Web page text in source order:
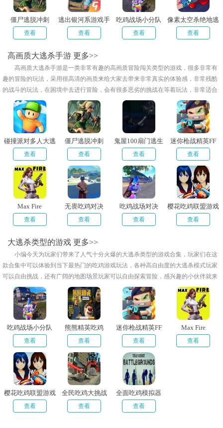
僵尸逃脱冲刺
查看
逃出银河系游戏手
机版
查看
吃鸡战场小分队
查看
像素太空杀绝地逃
生内置MOD菜单
查看
高画质大逃杀手游 更多>>
高画质大逃杀手游是一类非常有趣的高画质冒险闯关类型的游戏，很多非常有
趣的冒险的玩法，采用很高清的画质来给大家去带来非常真实的体验感，非常残酷
的战斗的玩法，在困境中去进行冒险，会有很多恶劣的挑战在等着玩法，非常适合
喜欢追求刺激的玩家，小编给大家带来了高画质大逃杀手游推荐，欢迎来下载试试
吧！
碰撞派对多人大逃
杀
查看
僵尸逃脱冲刺
查看
鬼屋100扇门逃生
查看
迷你枪战精英FF
查看
Max Fire
Battlegrounds
查看
无畏吃鸡对决
查看
吃鸡战场对决
查看
樱花吃鸡联盟游戏
查看
大逃杀类型的游戏 更多>>
小编今天为玩家们带来了人气十分火爆的大逃杀类型的游戏合集，玩家们在这
款合集中可以体验到当下最热门的吃鸡游戏玩法，各种高自由度的大逃杀模式玩家
可以自由挑战，还有广阔的地图场景玩家可以自由探索冒险，感兴趣的小伙伴就来
本站下载试玩吧！
吃鸡战场小分队
查看
熊熊精英吃鸡
查看
迷你枪战精英FF
查看
Max Fire
Battlegrounds
查看
樱花吃鸡联盟游戏
查看
全民吃鸡大挑战
查看
全面吃鸡模拟器
查看